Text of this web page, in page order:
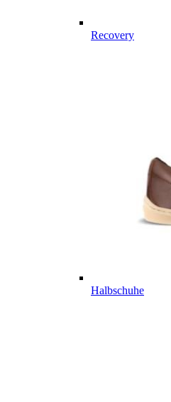
Recovery
Halbschuhe